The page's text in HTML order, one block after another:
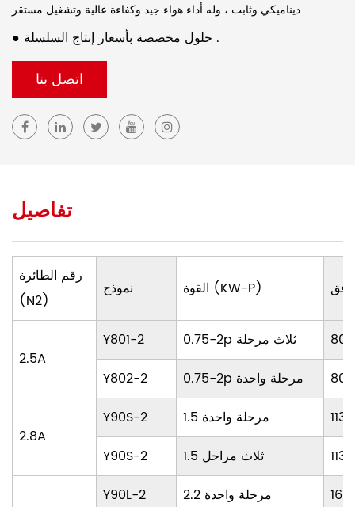
ديناميكي وثابت ، وله أداء هواء جيد وكفاءة عالية وتشغيل مستقر.
● حلول مخصصة بأسعار إنتاج السلسلة .
اتصل بنا
تفاصيل
رقم الطائرة
(N2)
نموذج القوة (KW-P)
2.5A
Y801-2 0.75-2p ثلاث مرحلة
Y802-2
0.75-2p مرحلة واحدة
2.8A
Y90S-2 1.5 مرحلة واحدة
Y90S-2
1.5 ثلاث مراحل
Y90L-2 2.2 مرحلة واحدة